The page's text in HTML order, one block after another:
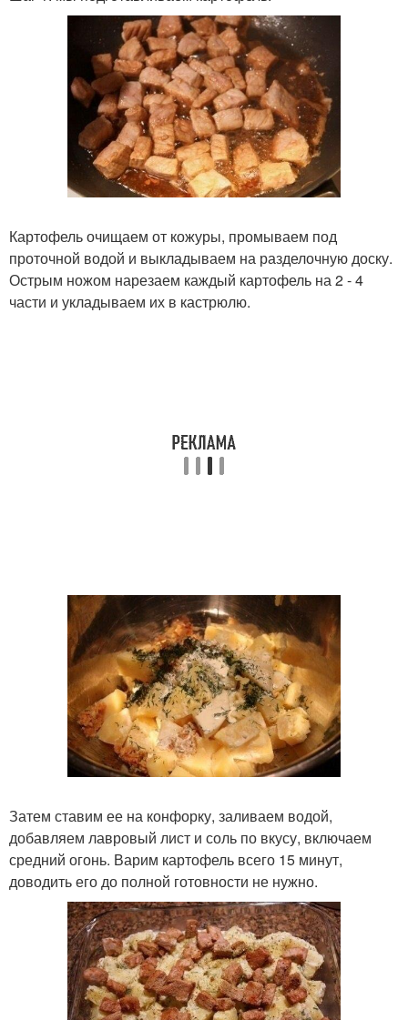
Картофель очищаем от кожуры, промываем под
проточной водой и выкладываем на разделочную доску.
Острым ножом нарезаем каждый картофель на 2 - 4
части и укладываем их в кастрюлю.
Затем ставим ее на конфорку, заливаем водой,
добавляем лавровый лист и соль по вкусу, включаем
средний огонь. Варим картофель всего 15 минут,
доводить его до полной готовности не нужно.